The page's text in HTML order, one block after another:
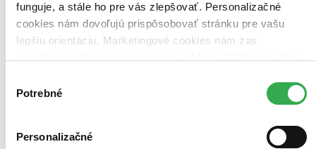
funguje, a stále ho pre vás zlepšovať. Personalizačné
cookies nám dovoľujú prispôsobovať stránku pre vašu
lepšiu orientáciu. Marketingové cookies nám zas
keby sme mohli používať všetky tieto cookies. Ďakujeme!
súhlasu
Potrebné
Personalizačné